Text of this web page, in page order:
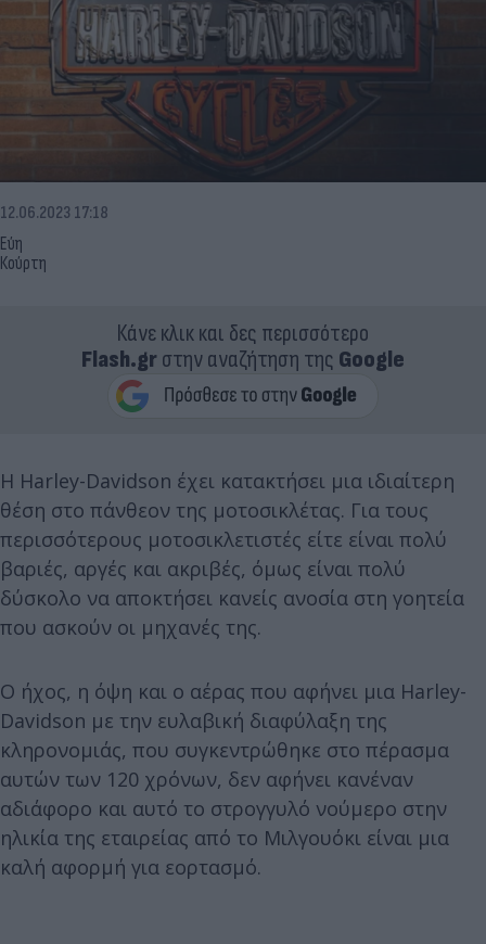
Εύη
Κούρτη
12.06.2023 17:18
Κάνε κλικ και δες περισσότερο
Flash.grστην αναζήτηση της Google
Η Harley-Davidson έχει κατακτήσει μια ιδιαίτερη
θέση στο πάνθεον της μοτοσικλέτας. Για τους
περισσότερους μοτοσικλετιστές είτε είναι πολύ
βαριές, αργές και ακριβές, όμως είναι πολύ
δύσκολο να αποκτήσει κανείς ανοσία στη γοητεία
που ασκούν οι μηχανές της.
Ο ήχος, η όψη και ο αέρας που αφήνει μια Harley-
Davidson με την ευλαβική διαφύλαξη της
κληρονομιάς, που συγκεντρώθηκε στο πέρασμα
αυτών των 120 χρόνων, δεν αφήνει κανέναν
αδιάφορο και αυτό το στρογγυλό νούμερο στην
ηλικία της εταιρείας από το Μιλγουόκι είναι μια
καλή αφορμή για εορτασμό.